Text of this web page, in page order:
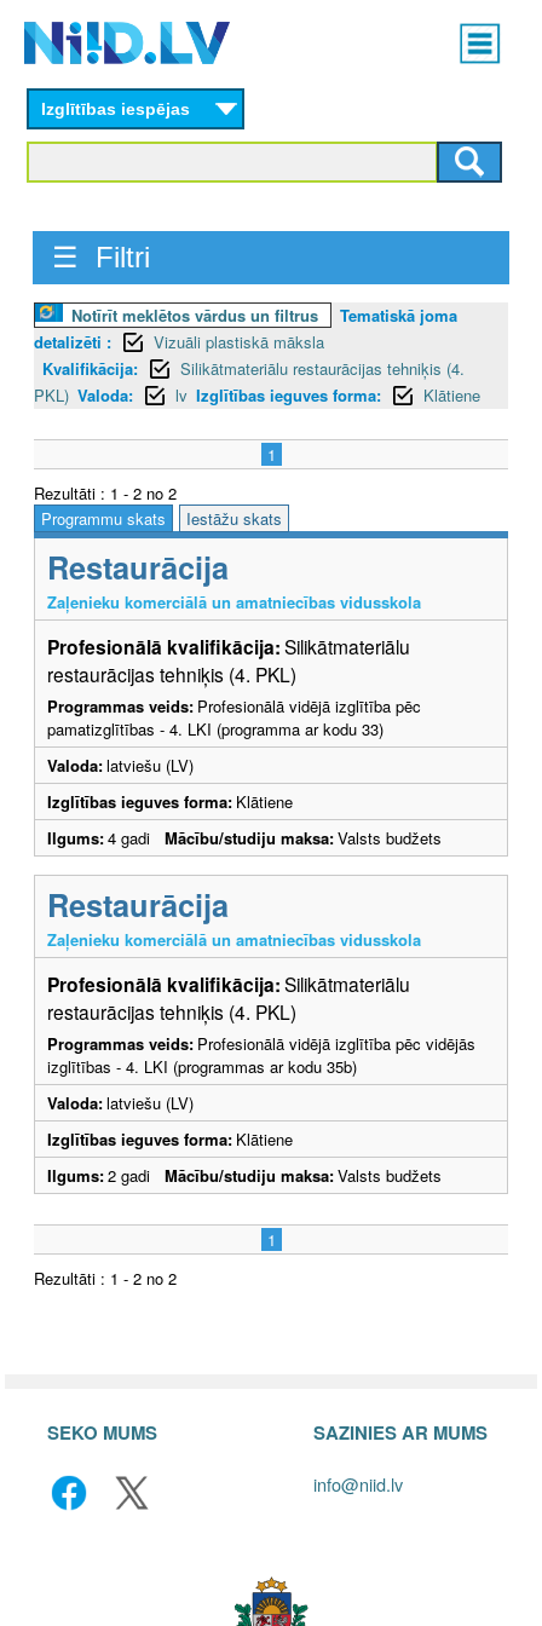
content
Main
menu
Izglītības iespējas
☰ Filtri
Notīrīt meklētos vārdus un filtrus
Tematiskā joma
detalizēti :
Vizuāli plastiskā māksla
Kvalifikācija:
Silikātmateriālu restaurācijas tehniķis (4.
PKL) Valoda: lv Izglītības ieguves forma: Klātiene
1
Rezultāti : 1 - 2 no 2
Programmu skats
Iestāžu skats
Restaurācija
Zaļenieku komerciālā un amatniecības vidusskola
Profesionālā kvalifikācija:Silikātmateriālu
restaurācijas tehniķis (4. PKL)
Programmas veids: Profesionālā vidējā izglītība pēc
pamatizglītības - 4. LKI (programma ar kodu 33)
Valoda:latviešu (LV)
Izglītības ieguves forma: Klātiene
Ilgums:4 gadi Mācību/studiju maksa:Valsts budžets
Restaurācija
Zaļenieku komerciālā un amatniecības vidusskola
Profesionālā kvalifikācija:Silikātmateriālu
restaurācijas tehniķis (4. PKL)
Programmas veids: Profesionālā vidējā izglītība pēc vidējās
izglītības - 4. LKI (programmas ar kodu 35b)
Valoda:latviešu (LV)
Izglītības ieguves forma: Klātiene
Ilgums:2 gadi Mācību/studiju maksa:Valsts budžets
1
Rezultāti : 1 - 2 no 2
SEKO MUMS SAZINIES AR MUMS
info@niid.lv